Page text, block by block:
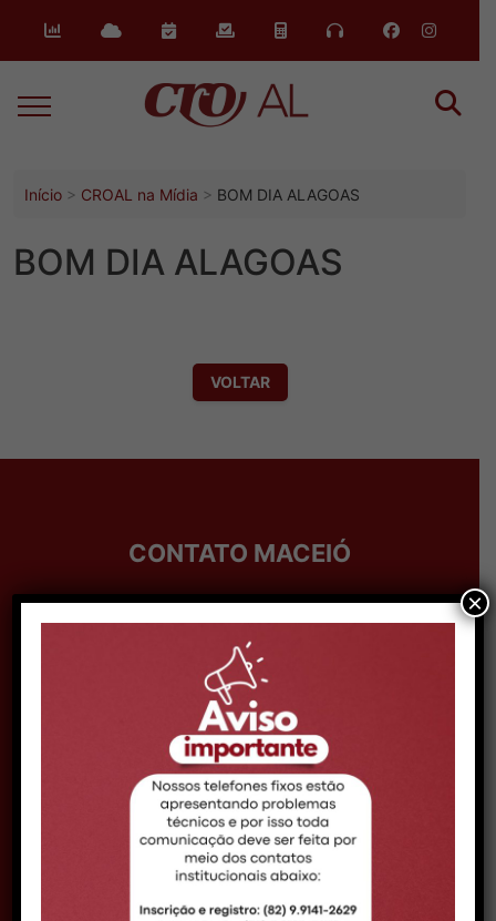
conteúdo
Início CROAL na Mídia BOM DIA ALAGOAS
BOM DIA ALAGOAS
VOLTAR
CONTATO MACEIÓ
Telefone:Telefone: (82) 99161-0888
08h às 14h
comunicacao@croal.org.br
Rua Coronel Francisco Silva, 290,
Bairro Pitanguinha – CEP 57052-190 –
Maceió/AL
DELEGACIA ARAPIRACA
Telefone:(82) 98880-5939
Expediente:09h às 15h
×